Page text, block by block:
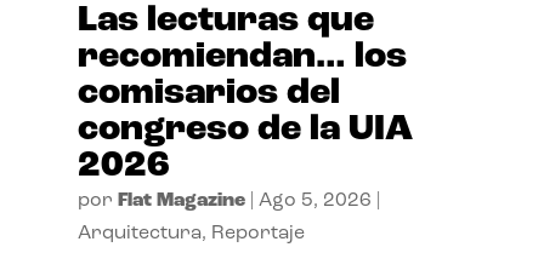
Las lecturas que
recomiendan… los
comisarios del
congreso de la UIA
2026
por Flat Magazine| Ago 5, 2026
Arquitectura, Reportaje